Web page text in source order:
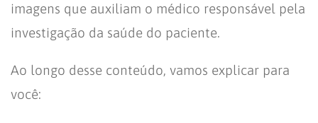
imagens que auxiliam o médico responsável pela
investigação da saúde do paciente.
Ao longo desse conteúdo, vamos explicar para
você: